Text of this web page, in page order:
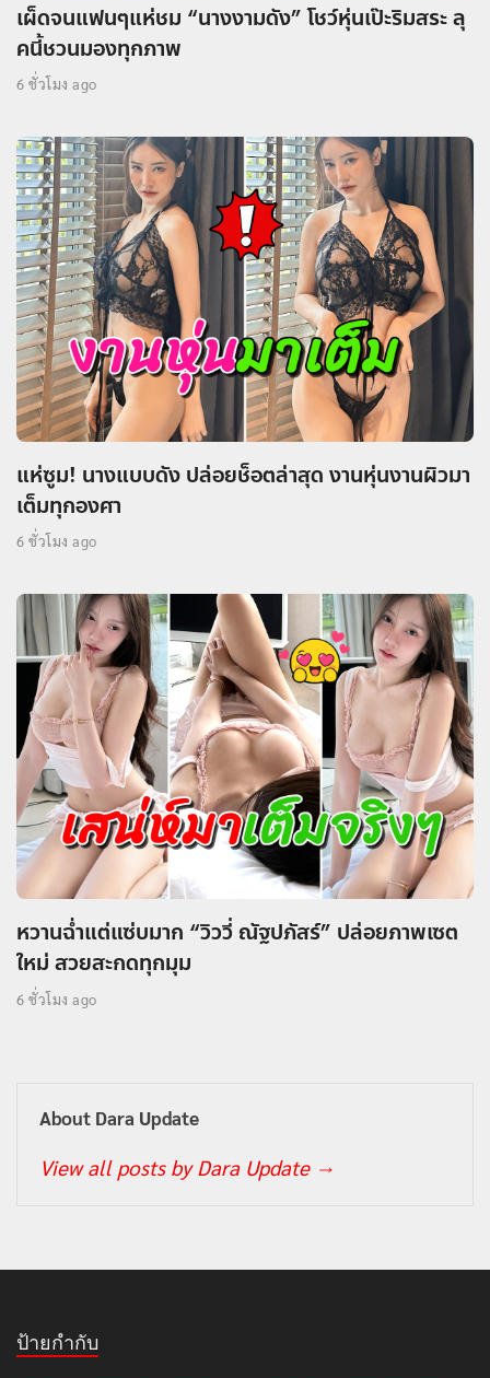
เผ็ดจนแฟนๆแห่ชม “นางงามดัง” โชว์หุ่นเป๊ะริมสระ ลุ
คนี้ชวนมองทุกภาพ
6 ชั่วโมง ago
แห่ซูม! นางแบบดัง ปล่อยช็อตล่าสุด งานหุ่นงานผิวมา
เต็มทุกองศา
6 ชั่วโมง ago
หวานฉ่ำแต่แซ่บมาก “วิววี่ ณัฐปภัสร์” ปล่อยภาพเซต
ใหม่ สวยสะกดทุกมุม
6 ชั่วโมง ago
About Dara Update
View all posts by Dara Update →
ป้ายกำกับ